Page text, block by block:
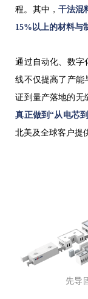
程。其中， 干法混
15%以上的材料与
通过自动化、数字
线不仅提高了产能
证到量产落地的无
真正做到“从电芯
北美及全球客户提
先导